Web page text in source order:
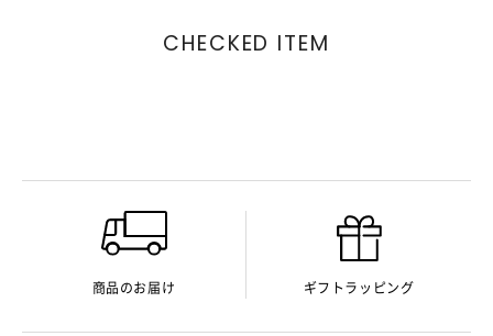
CHECKED ITEM
商品のお届け ギフトラッピング